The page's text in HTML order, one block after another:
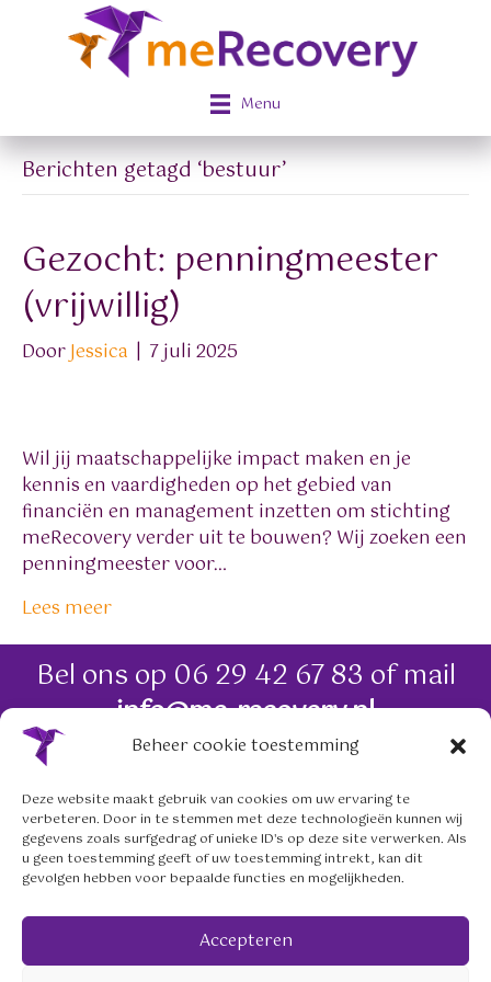
Beheer cookie toestemming
Deze website maakt gebruik van cookies om uw ervaring te
verbeteren. Door in te stemmen met deze technologieën kunnen wij
gegevens zoals surfgedrag of unieke ID's op deze site verwerken. Als
u geen toestemming geeft of uw toestemming intrekt, kan dit
gevolgen hebben voor bepaalde functies en mogelijkheden.
Accepteren
Menu
Berichten getagd ‘bestuur’
Gezocht: penningmeester
(vrijwillig)
DoorJessica | 7 juli 2025
Wil jij maatschappelijke impact maken en je
kennis en vaardigheden op het gebied van
financiën en management inzetten om stichting
meRecovery verder uit te bouwen? Wij zoeken een
penningmeester voor…
Lees meer
Bel ons op 06 29 42 67 83 of mail
info@me-recovery.nl
06 29 42 67 83
info@me-recovery.nl
Volg ons op social media